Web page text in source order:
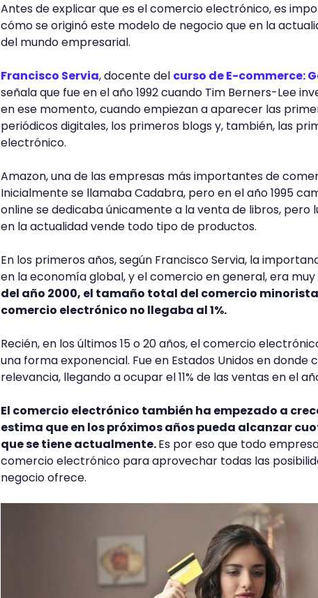
Antes de explicar que es el comercio electrónico, es
cómo se originó este modelo de negocio que en la
del mundo empresarial.
Francisco Servia, docente del curso de E-commerce:
señala que fue en el año 1992 cuando Tim Berners-Lee
en ese momento, cuando empiezan a aparecer las
periódicos digitales, los primeros blogs y, también, las
electrónico.
Amazon, una de las empresas más importantes de
Inicialmente se llamaba Cadabra, pero en el año 1995
online se dedicaba únicamente a la venta de libros, pero
en la actualidad vende todo tipo de productos.
En los primeros años, según Francisco Servia, la
en la economía global, y el comercio en general, era muy
del año 2000, el tamaño total del comercio
comercio electrónico no llegaba al 1%.
Recién, en los últimos 15 o 20 años, el comercio
una forma exponencial. Fue en Estados Unidos en donde
relevancia, llegando a ocupar el 11% de las ventas en el
El comercio electrónico también ha empezado a
estima que en los próximos años pueda alcanzar
que se tiene actualmente.Es por eso que todo
comercio electrónico para aprovechar todas las
negocio ofrece.